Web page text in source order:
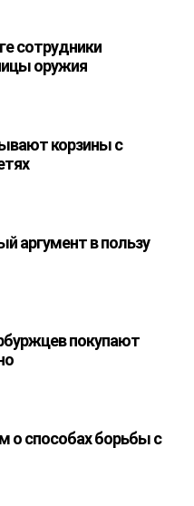
сотрудники
оружия
корзины с
аргумент в пользу
покупают
о способах борьбы с